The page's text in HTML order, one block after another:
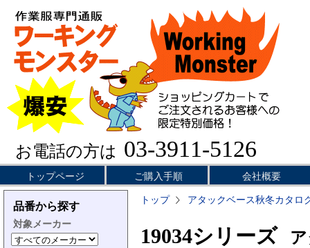
お電話の方は 03-3911-5126
トップページ ご購入手順 会社概要
品番から探す
対象メーカー
トップ アタックベース秋冬カタロ
19034シリーズ ア